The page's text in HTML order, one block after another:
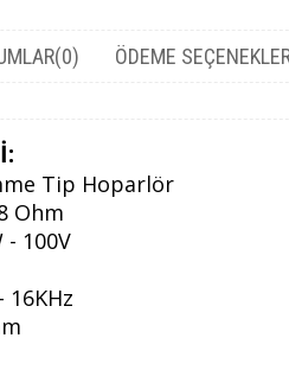
(0) ÖDEME
Tip Hoparlör
Ohm
- 100V
16KHz